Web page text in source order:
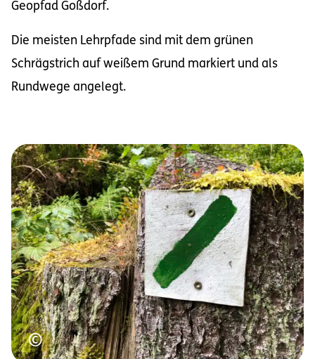
Geopfad Goßdorf.
Die meisten Lehrpfade sind mit dem grünen
Schrägstrich auf weißem Grund markiert und als
Rundwege angelegt.
©Urheberrecht